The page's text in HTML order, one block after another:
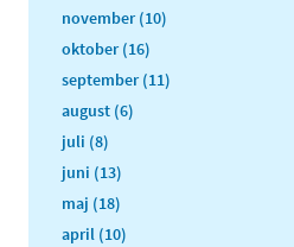
november (10)
oktober (16)
september (11)
august (6)
juli (8)
juni (13)
maj (18)
april (10)